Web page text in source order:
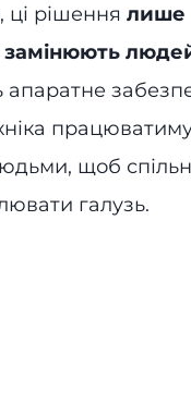
ці рішення лише
замінюють
апаратне
щоб
галузь.